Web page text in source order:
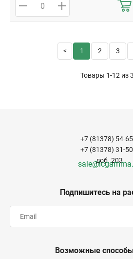
1 2 3
Товары 1-12 из
Подпишитесь на
+7 (81378) 54-
+7 (81378) 31-
доб. 203
Возможные